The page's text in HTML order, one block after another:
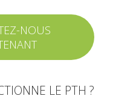
NOUS
LE PTH ?